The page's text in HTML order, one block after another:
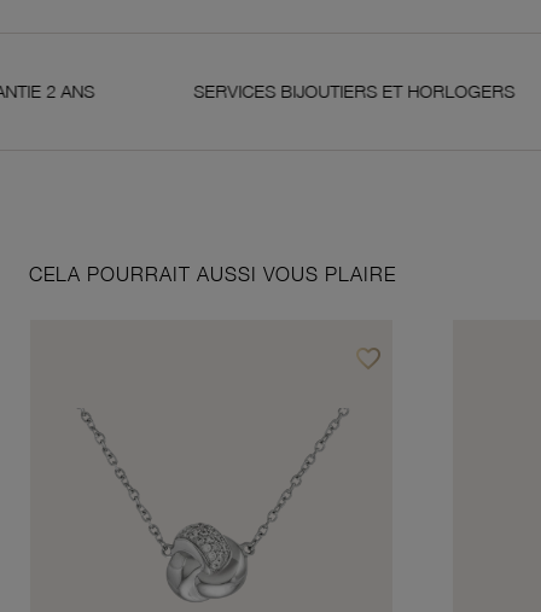
SERVICES BIJOUTIERS ET HORLOGERS
CELA POURRAIT AUSSI VOUS PLAIRE
favorite_borderAjouter à vos favoris